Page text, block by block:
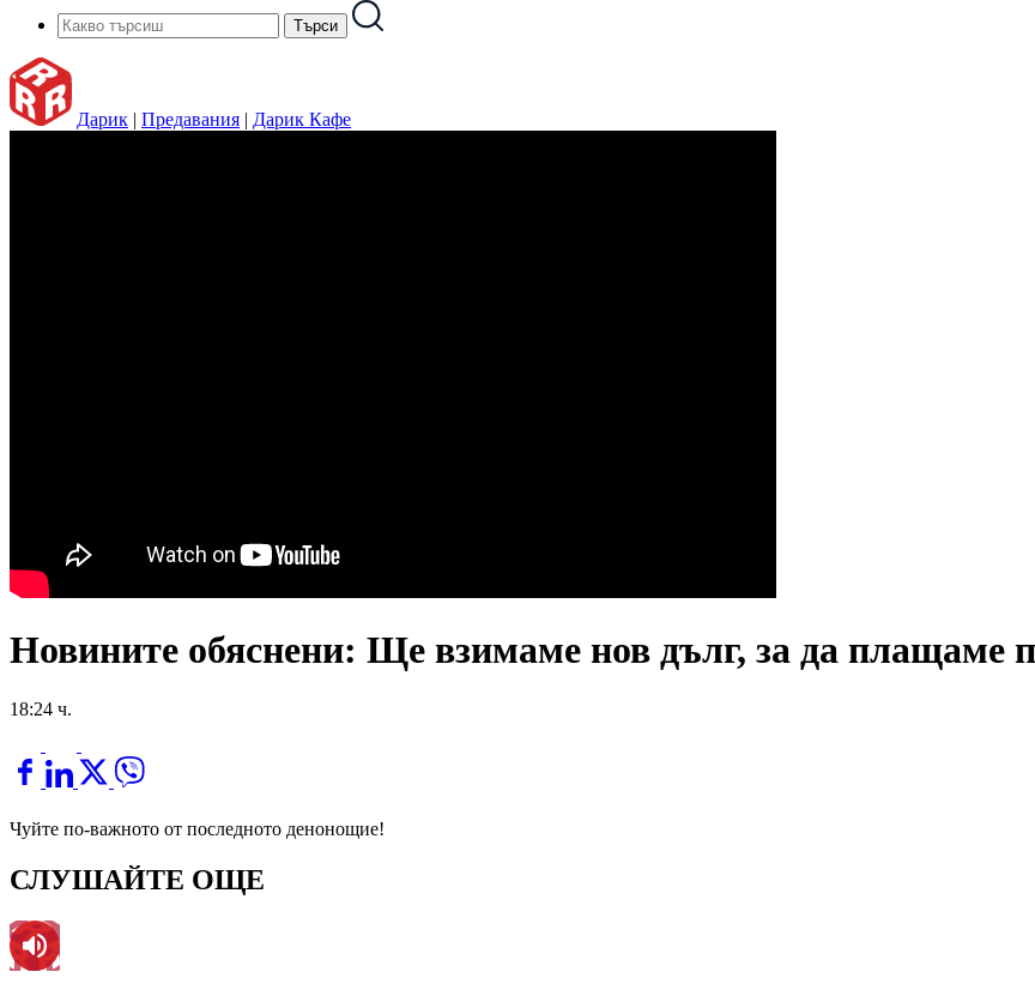
Дарик | Предавания | Дарик Кафе
Новините обяснени: Ще взимаме нов дълг, за да плащаме
18:24 ч.
Чуйте по-важното от последното денонощие!
СЛУШАЙТЕ ОЩЕ